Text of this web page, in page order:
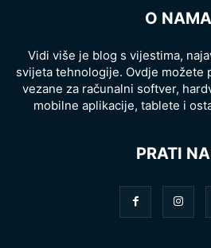
O NAMA
Vidi više je blog s vijestima,
svijeta tehnologije. Ovdje možete
vezane za računalni softver,
mobilne aplikacije, tablete i
PRATI